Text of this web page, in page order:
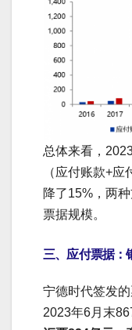
总体来看，
（应付账款+
降了15%，两
票据规模。
三、应付票据：
宁德时代签发
2023年6月末